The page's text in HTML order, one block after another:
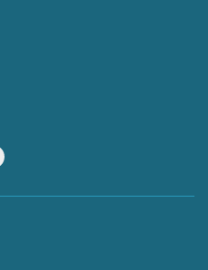
Instagram